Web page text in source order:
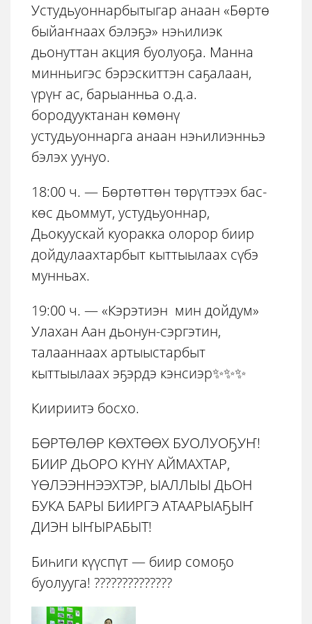
Устудьуоннарбытыгар анаан «Бөртө
быйаҥнаах бэлэҕэ» нэһилиэк
дьонуттан акция буолуоҕа. Манна
минньигэс бэрэскиттэн саҕалаан,
үрүҥ ас, барыанньа о.д.а.
бородууктанан көмөнү
устудьуоннарга анаан нэһилиэнньэ
бэлэх уунуо.
18:00 ч. — Бөртөттөн төрүттээх бас-
көс дьоммут, устудьуоннар,
Дьокуускай куоракка олорор биир
дойдулаахтарбыт кыттыылаах сүбэ
мунньах.
19:00 ч. — «Кэрэтиэн мин дойдум»
Улахан Аан дьонун-сэргэтин,
талааннаах артыыстарбыт
кыттыылаах эҕэрдэ кэнсиэр✨✨✨
Киириитэ босхо.
БӨРТӨЛӨР КӨХТӨӨХ БУОЛУОҔУҤ!
БИИР ДЬОРО КҮНҮ АЙМАХТАР,
ҮӨЛЭЭННЭЭХТЭР, ЫАЛЛЫЫ ДЬОН
БУКА БАРЫ БИИРГЭ АТААРЫАҔЫҤ
ДИЭН ЫҤЫРАБЫТ!
Биһиги күүспүт — биир сомоҕо
буолууга! ?‍?‍?‍??‍?‍?‍??‍?‍????